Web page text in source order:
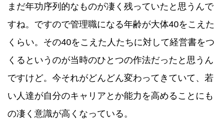
まだ年功序列的なものが凄く残っていたと思うんで
すね。ですので管理職になる年齢が大体40をこえた
くらい。その40をこえた人たちに対して経営書をつ
くるというのが当時のひとつの作法だったと思うん
ですけど。今それがどんどん変わってきていて、若
い人達が自分のキャリアとか能力を高めることにも
の凄く意識が高くなっている。